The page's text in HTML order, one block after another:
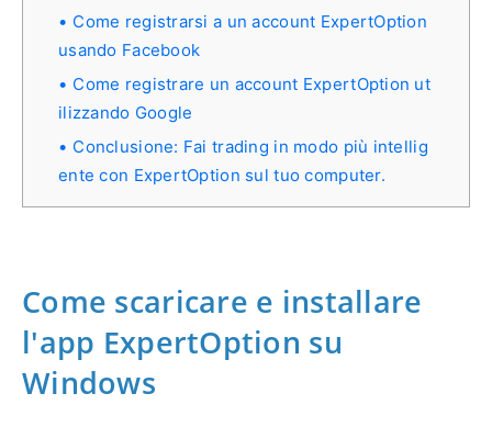
Come registrarsi a un account ExpertOption
usando Facebook
Come registrare un account ExpertOption ut
ilizzando Google
Conclusione: Fai trading in modo più intellig
ente con ExpertOption sul tuo computer.
Come scaricare e installare
l'app ExpertOption su
Windows